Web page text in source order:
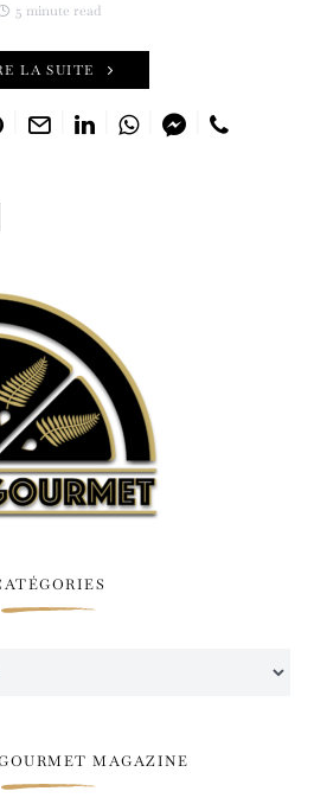
5 minute read
LA SUITE
MAGAZINE